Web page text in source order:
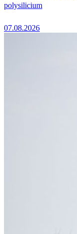
polysilicium
07.08.2026